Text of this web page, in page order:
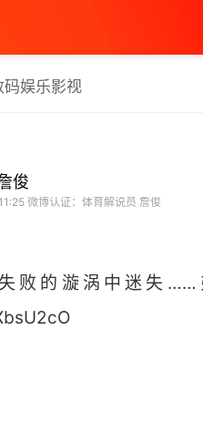
码娱乐影视
俊
微博认证：体育解说员 詹俊
败的漩涡中迷失